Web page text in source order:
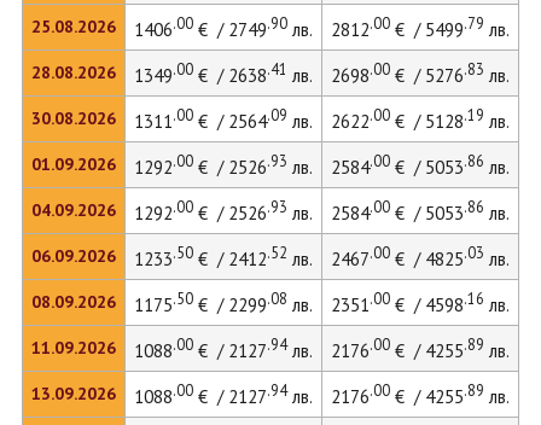
25.08.2026
28.08.2026
30.08.2026
01.09.2026
04.09.2026
06.09.2026
08.09.2026
11.09.2026
13.09.2026
1406.00€ / 2749.90лв. 2812.00€ / 5499.79 лв.
1349.00€ / 2638.41 лв. 2698.00€ / 5276.83 лв.
1311.00€ / 2564.09 лв. 2622.00€ / 5128.19 лв.
1292.00€ / 2526.93 лв. 2584.00€ / 5053.86 лв.
1292.00€ / 2526.93 лв. 2584.00€ / 5053.86 лв.
1233.50€ / 2412.52 лв. 2467.00€ / 4825.03 лв.
1175.50€ / 2299.08 лв. 2351.00€ / 4598.16 лв.
1088.00€ / 2127.94лв. 2176.00€ / 4255.89 лв.
1088.00€ / 2127.94лв. 2176.00€ / 4255.89 лв.